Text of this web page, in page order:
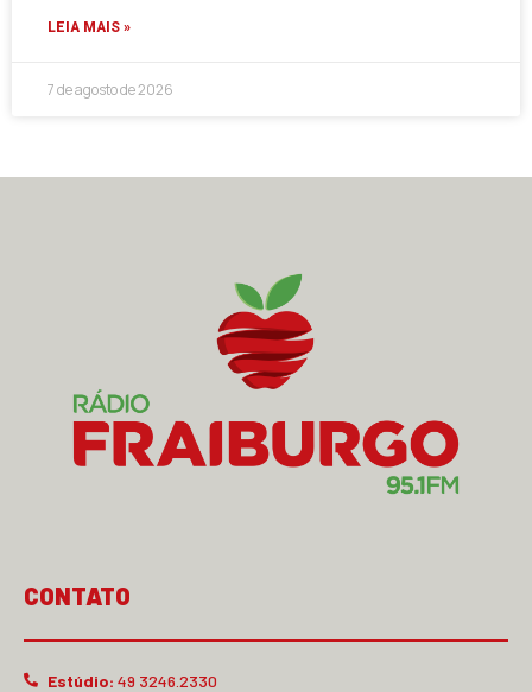
LEIA MAIS »
7 de agosto de 2026
CONTATO
Estúdio: 49 3246.2330